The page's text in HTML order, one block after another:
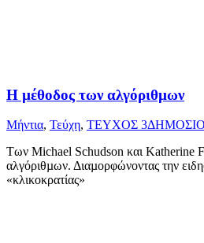
Η µέθοδος των αλγόριθµων
Μήντια, Τεύχη, ΤΕΥΧΟΣ 3
Των Michael Schudson και Katherine
αλγόριθµων. Διαµορφώνοντας την
«κλικοκρατίας»